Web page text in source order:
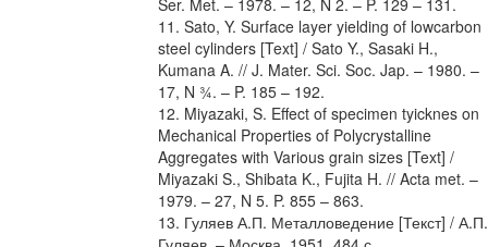
Ser. Met. – 1978. – 12, N 2. – P. 129 – 131.
11. Sato, Y. Surface layer yielding of lowcarbon
steel cylinders [Text] / Sato Y., Sasaki H.,
Kumana A. // J. Mater. Sci. Soc. Jap. – 1980. –
17, N ¾. – P. 185 – 192.
12. Miyazaki, S. Effect of specimen tyicknes on
Mechanical Properties of Polycrystalline
Aggregates with Various grain sizes [Text] /
Miyazaki S., Shibata K., Fujita H. // Acta met. –
1979. – 27, N 5. P. 855 – 863.
13. Гуляев А.П. Металловедение [Текст] / А.П.